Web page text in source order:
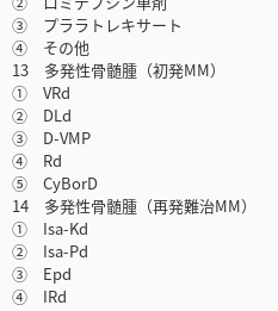
③ プララトレキサート
④ その他
13 多発性骨髄腫（初発MM）
① VRd
② DLd
③ D-VMP
④ Rd
⑤ CyBorD
14 多発性骨髄腫（再発難治MM）
① Isa-Kd
② Isa-Pd
③ Epd
④ IRd